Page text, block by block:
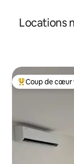
Locations
Coups de cœur
Coup de cœur